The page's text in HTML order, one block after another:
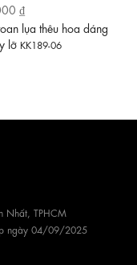
₫
lụa thêu hoa dáng
lỡ KK189-06
Nhất, TPHCM
ngày 04/09/2025